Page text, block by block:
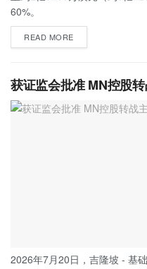
60%。
READ MORE
获证监会批准 MN控股
2026年7月20日，吉隆坡 - 基